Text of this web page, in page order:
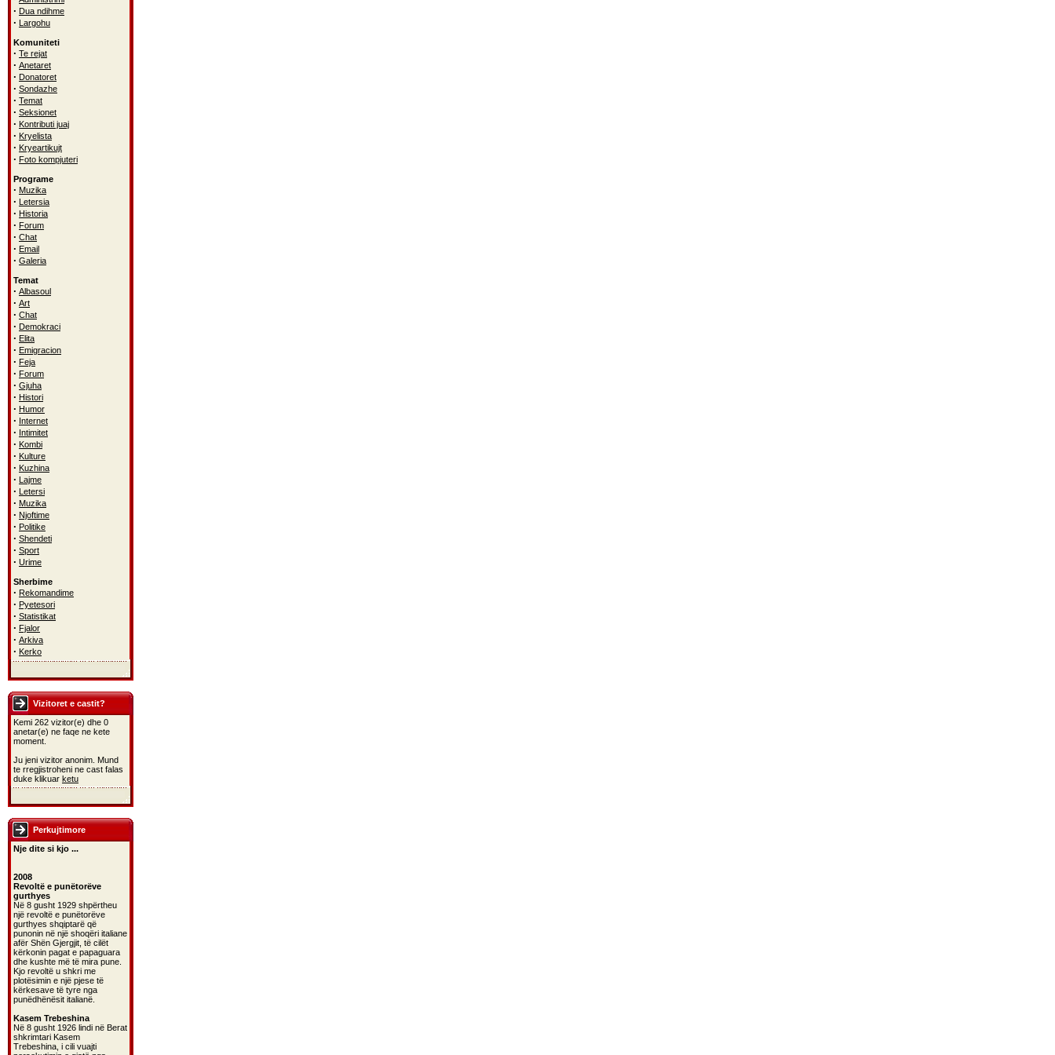
· Dua ndihme
· Largohu
Komuniteti
· Te rejat
· Anetaret
· Donatoret
· Sondazhe
· Temat
· Seksionet
· Kontributi juaj
· Kryelista
· Kryeartikujt
· Foto kompjuteri
Programe
· Muzika
· Letersia
· Historia
· Forum
· Chat
· Email
· Galeria
Temat
· Albasoul
· Art
· Chat
· Demokraci
· Elita
· Emigracion
· Feja
· Forum
· Gjuha
· Histori
· Humor
· Internet
· Intimitet
· Kombi
· Kulture
· Kuzhina
· Lajme
· Letersi
· Muzika
· Njoftime
· Politike
· Shendeti
· Sport
· Urime
Sherbime
· Rekomandime
· Pyetesori
· Statistikat
· Fjalor
· Arkiva
· Kerko
Vizitoret e castit?
Kemi 262 vizitor(e) dhe 0
anetar(e) ne faqe ne kete
moment.
Ju jeni vizitor anonim. Mund
te rregjistroheni ne cast falas
duke klikuar ketu
Perkujtimore
Nje dite si kjo ...
2008
Revoltë e punëtorëve
gurthyes
Në 8 gusht 1929 shpërtheu
një revoltë e punëtorëve
gurthyes shqiptarë që
punonin në një shoqëri italiane
afër Shën Gjergjit, të cilët
kërkonin pagat e papaguara
dhe kushte më të mira pune.
Kjo revoltë u shkri me
plotësimin e një pjese të
kërkesave të tyre nga
punëdhënësit italianë.
Kasem Trebeshina
Në 8 gusht 1926 lindi në Berat
shkrimtari Kasem
Trebeshina, i cili vuajti